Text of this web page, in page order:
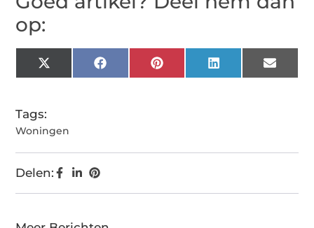
op:
X
(Twitter)
FacebookPinterestLinkedIn Email
Tags:
Woningen
Delen: